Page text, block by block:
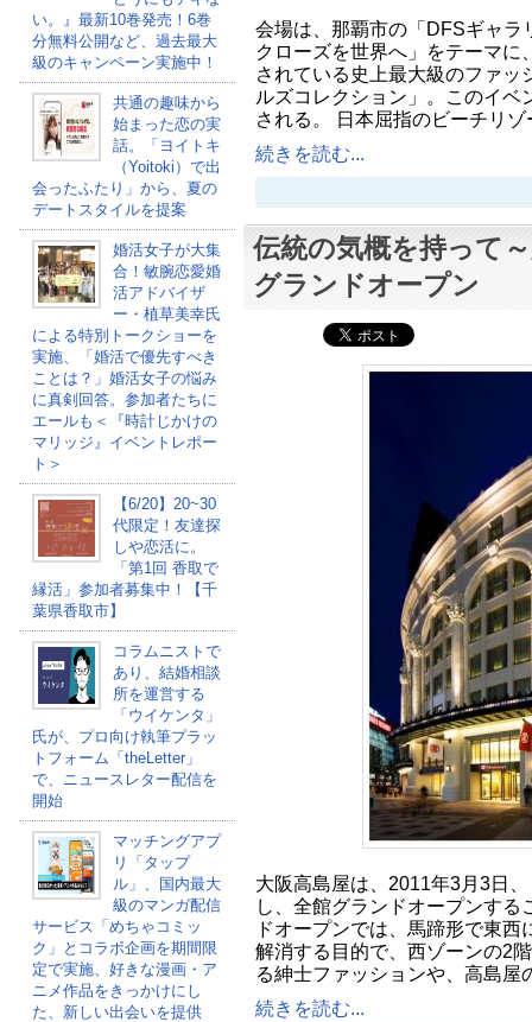
い。』最新10巻発売！6巻
分無料公開など、過去最大
級のキャンペーン実施中！
共通の趣味から
始まった恋の実
話。「ヨイトキ
（Yoitoki）で出
会ったふたり」から、夏の
デートスタイルを提案
婚活女子が大集
合！敏腕恋愛婚
活アドバイザ
ー・植草美幸氏
による特別トークショーを
実施、「婚活で優先すべき
ことは？」婚活女子の悩み
に真剣回答。参加者たちに
エールも＜『時計じかけの
マリッジ』イベントレポー
ト＞
【6/20】20~30
代限定！友達探
しや恋活に。
「第1回 香取で
縁活」参加者募集中！【千
葉県香取市】
コラムニストで
あり、結婚相談
所を運営する
「ウイケンタ」
氏が、プロ向け執筆プラッ
トフォーム「theLetter」
で、ニュースレター配信を
開始
マッチングアプ
リ「タップ
ル」、国内最大
級のマンガ配信
サービス「めちゃコミッ
ク」とコラボ企画を期間限
定で実施、好きな漫画・ア
ニメ作品をきっかけにし
た、新しい出会いを提供
会場は、那覇市の「DFSギャラ
クローズを世界へ」をテーマに
されている史上最大級のファッ
ルズコレクション」。このイベ
される。 日本屈指のビーチリ
続きを読む...
伝統の気概を持って
グランドオープン
大阪高島屋は、2011年3月3日
し、全館グランドオープンする
ドオープンでは、馬蹄形で東
解消する目的で、西ゾーンの2
る紳士ファッションや、高島
続きを読む...